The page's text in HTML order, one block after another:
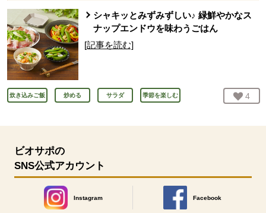
シャキッとみずみずしい♪ 緑鮮やかなス
ナップエンドウを味わうごはん
[記事を読む]
炊き込みご飯 炒める サラダ 季節を楽しむ お気
4
ビオサポの
SNS公式アカウント
Instagram
別のウィンドウで開きます。
Facebook
別のウィンドウで開きます